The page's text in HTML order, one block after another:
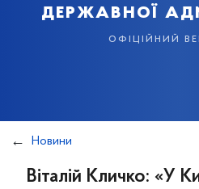
державної
офіційний
Новини
Віталій Кличко: «У